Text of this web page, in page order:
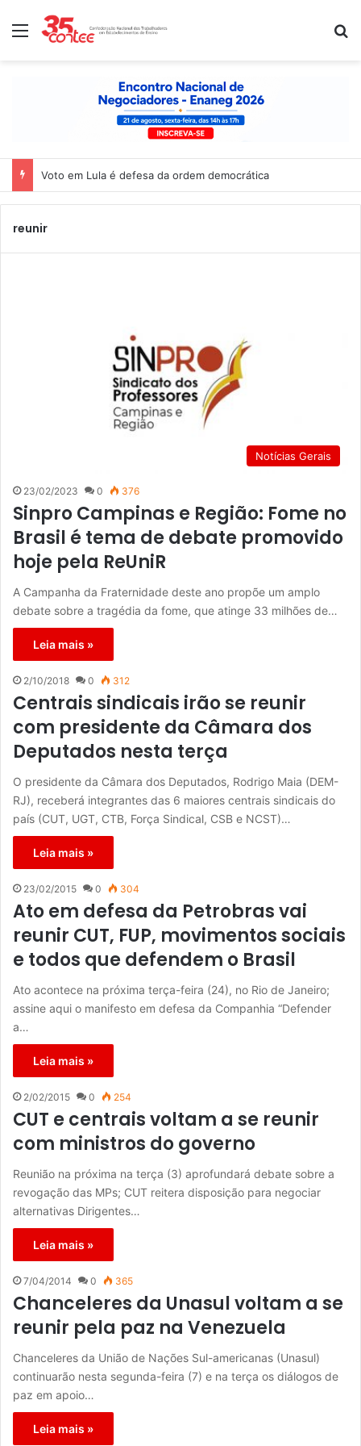
Menu
Voto em Lula é defesa da ordem democrática
reunir
Notícias Gerais
23/02/2023 0 376
Sinpro Campinas e Região: Fome no
Brasil é tema de debate promovido
hoje pela ReUniR
A Campanha da Fraternidade deste ano propõe um amplo
debate sobre a tragédia da fome, que atinge 33 milhões de…
Leia mais »
2/10/2018 0 312
Centrais sindicais irão se reunir
com presidente da Câmara dos
Deputados nesta terça
O presidente da Câmara dos Deputados, Rodrigo Maia (DEM-
RJ), receberá integrantes das 6 maiores centrais sindicais do
país (CUT, UGT, CTB, Força Sindical, CSB e NCST)…
Leia mais »
23/02/2015 0 304
Ato em defesa da Petrobras vai
reunir CUT, FUP, movimentos sociais
e todos que defendem o Brasil
Ato acontece na próxima terça-feira (24), no Rio de Janeiro;
assine aqui o manifesto em defesa da Companhia “Defender
a…
Leia mais »
2/02/2015 0 254
CUT e centrais voltam a se reunir
com ministros do governo
Reunião na próxima na terça (3) aprofundará debate sobre a
revogação das MPs; CUT reitera disposição para negociar
alternativas Dirigentes…
Leia mais »
7/04/2014 0 365
Chanceleres da Unasul voltam a se
reunir pela paz na Venezuela
Chanceleres da União de Nações Sul-americanas (Unasul)
continuarão nesta segunda-feira (7) e na terça os diálogos de
paz em apoio…
Leia mais »